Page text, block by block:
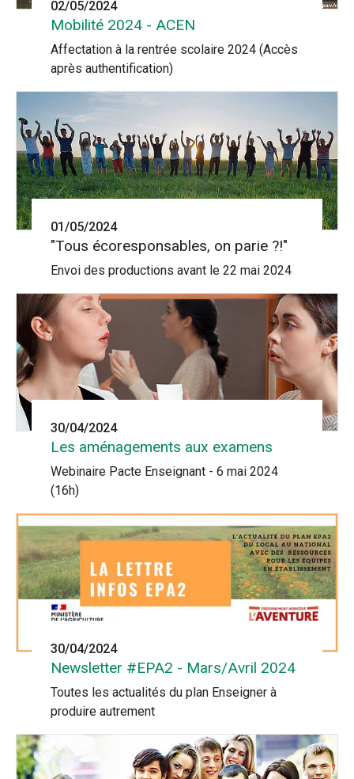
02/05/2024
Mobilité 2024 - ACEN
Affectation à la rentrée scolaire 2024 (Accès
après authentification)
01/05/2024
"Tous écoresponsables, on parie ?!"
Envoi des productions avant le 22 mai 2024
30/04/2024
Les aménagements aux examens
Webinaire Pacte Enseignant - 6 mai 2024
(16h)
30/04/2024
Newsletter #EPA2 - Mars/Avril 2024
Toutes les actualités du plan Enseigner à
produire autrement